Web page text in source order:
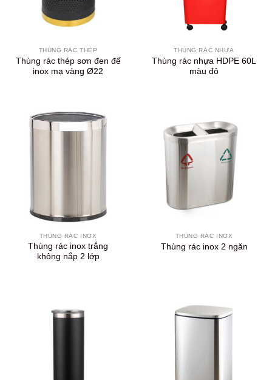
THÙNG RÁC THÉP
Thùng rác thép sơn đen đế
inox mạ vàng Ø22
THÙNG RÁC NHỰA
Thùng rác nhựa HDPE 60L
màu đỏ
THÙNG RÁC INOX
Thùng rác inox trắng
không nắp 2 lớp
THÙNG RÁC INOX
Thùng rác inox 2 ngăn